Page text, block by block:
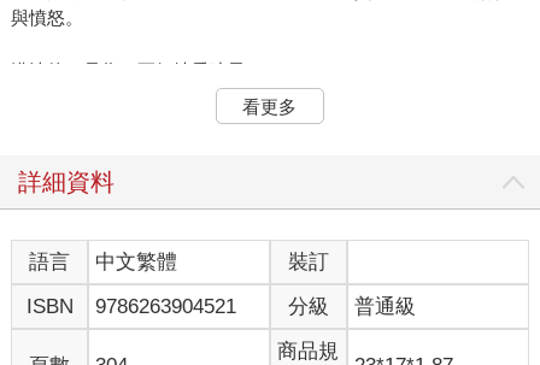
與憤怒。
懂法律，是為了更好地愛孩子
我是律師，但我從不以審判者的姿態面對教育現場。我深信，絕
大多數的校園問題，不是惡意造成的傷害，而是資訊不對等、制
想為校園中的每一個靈魂―從風雨中守護孩子的老師、日夜牽掛
書，是一本希望孩子平安長大的書。
2023 年8 月23 日，是我人生的轉捩點。那天，參加教育部「校園
事件處理會議調查及輔導人才庫」培訓時，聽見一個個真實故事
看更多
詳細資料
語言 中文繁體
裝訂
ISBN
9786263904521 分級 普通級
商品規